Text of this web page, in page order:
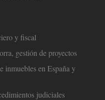
y fiscal
gestión de proyectos
inmuebles en España y
judiciales